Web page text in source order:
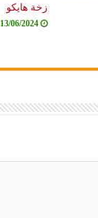
زخة هايكو
13/06/2024